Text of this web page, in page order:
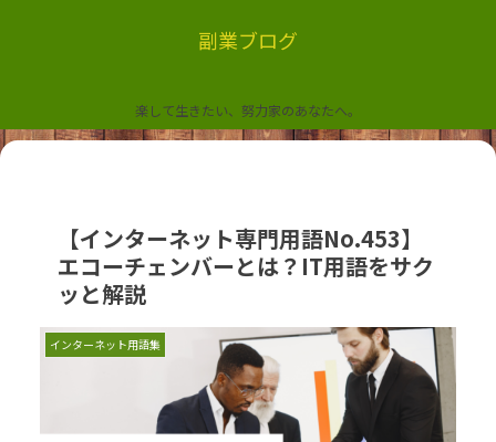
副業ブログ
楽して生きたい、努力家のあなたへ。
【インターネット専門用語No.453】
エコーチェンバーとは？IT用語をサク
ッと解説
インターネット用語集